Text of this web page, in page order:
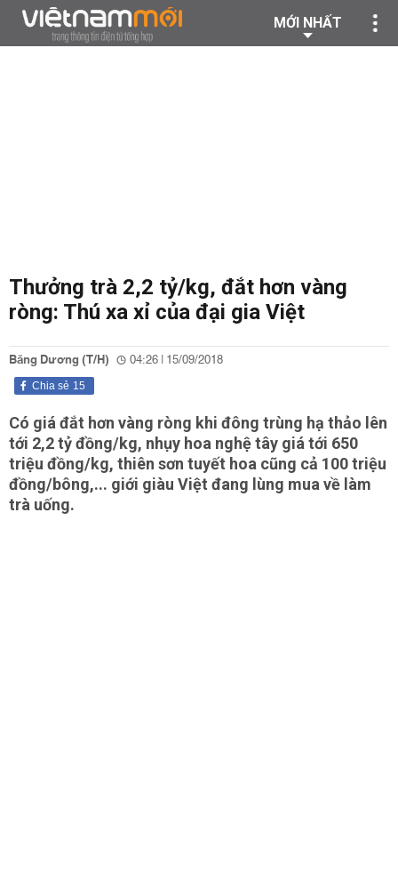
MỚI NHẤT
Thưởng trà 2,2 tỷ/kg, đắt hơn vàng
ròng: Thú xa xỉ của đại gia Việt
Băng Dương (T/H) 04:26 | 15/09/2018
15
Chia sẻ
Có giá đắt hơn vàng ròng khi đông trùng hạ thảo lên
tới 2,2 tỷ đồng/kg, nhụy hoa nghệ tây giá tới 650
triệu đồng/kg, thiên sơn tuyết hoa cũng cả 100 triệu
đồng/bông,... giới giàu Việt đang lùng mua về làm
trà uống.